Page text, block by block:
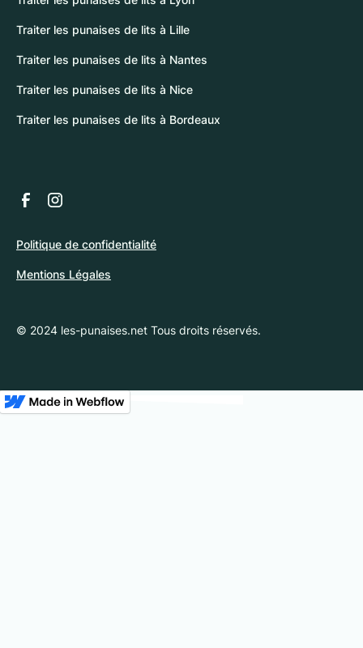
Traiter les punaises de lits à Lille
Traiter les punaises de lits à Nantes
Traiter les punaises de lits à Nice
Traiter les punaises de lits à Bordeaux
© 2024 les-punaises.net Tous droits réservés.
Politique de confidentialité
Mentions Légales